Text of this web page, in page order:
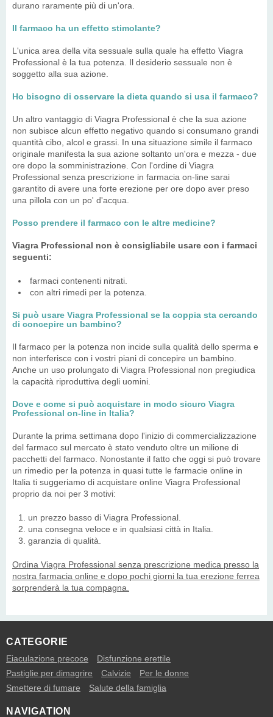
durano raramente più di un'ora.
Il farmaco ha un effetto stimolante?
L'unica area della vita sessuale sulla quale ha effetto Viagra
Professional è la tua potenza. Il desiderio sessuale non è
soggetto alla sua azione.
Ho bisogno di osservare la dieta quando si usa il farmaco?
Un altro vantaggio di Viagra Professional è che la sua azione
non subisce alcun effetto negativo quando si consumano grandi
quantità cibo, alcol e grassi. In una situazione simile il farmaco
originale manifesta la sua azione soltanto un'ora e mezza - due
ore dopo la somministrazione. Con l'ordine di Viagra
Professional senza prescrizione in farmacia on-line sarai
garantito di avere una forte erezione per ore dopo aver preso
una pillola con un po' d'acqua.
Posso prendere il farmaco con le altre medicine?
Viagra Professional non è consigliabile usare con i farmaci
seguenti:
farmaci contenenti nitrati.
con altri rimedi per la potenza.
Si può usare Viagra Professional se la coppia sta cercando
di concepire un bambino?
Il farmaco per la potenza non incide sulla qualità dello sperma e
non interferisce con i vostri piani di concepire un bambino.
Anche un uso prolungato di Viagra Professional non pregiudica
la capacità riproduttiva degli uomini.
Dove e come si può acquistare in modo sicuro Viagra
Professional on-line in Italia?
Durante la prima settimana dopo l'inizio di commercializzazione
del farmaco sul mercato è stato venduto oltre un milione di
pacchetti del farmaco. Nonostante il fatto che oggi si può trovare
un rimedio per la potenza in quasi tutte le farmacie online in
Italia ti suggeriamo di acquistare online Viagra Professional
proprio da noi per 3 motivi:
un prezzo basso di Viagra Professional.
una consegna veloce e in qualsiasi città in Italia.
garanzia di qualità.
Ordina Viagra Professional senza prescrizione medica presso la
nostra farmacia online e dopo pochi giorni la tua erezione ferrea
sorprenderà la tua compagna.
CATEGORIE
Eiaculazione precoce
Disfunzione erettile
Pastiglie per dimagrire
Calvizie
Per le donne
Smettere di fumare
Salute della famiglia
NAVIGATION